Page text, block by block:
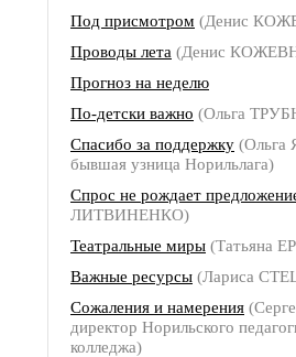
Под присмотром (Денис
Проводы лета (Денис
Прогноз на неделю
По-детски важно (Ольга
Спасибо за поддержку
бывшая узница Норильлага)
Спрос не рождает
ЛИТВИНЕНКО)
Театральные миры (Татьяна
Важные ресурсы (Лариса
Сожаления и намерения
директор Норильского
колледжа)